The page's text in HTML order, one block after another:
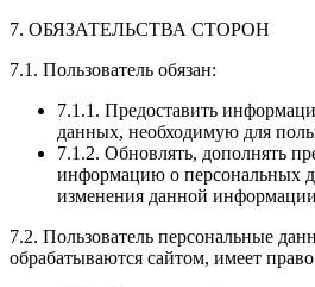
7. ОБЯЗАТЕЛЬСТВА СТОРОН
7.1. Пользователь обязан:
7.1.1. Предоставить
данных, необходимую для
7.1.2. Обновлять, дополнять
информацию о персональных
изменения данной
7.2. Пользователь персональные
обрабатываются сайтом, имеет